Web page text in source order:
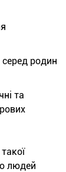
родин
та
людей